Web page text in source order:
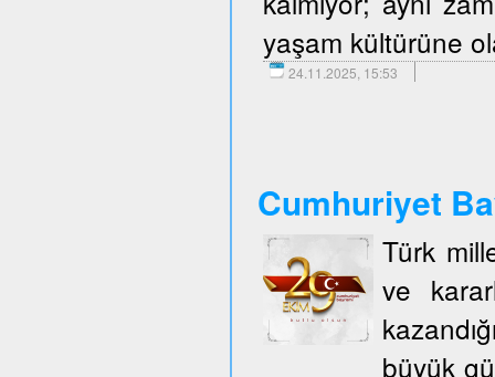
yaşam kültürüne
24.11.2025, 15:53
Cumhuriyet
Türk
ve
büyük